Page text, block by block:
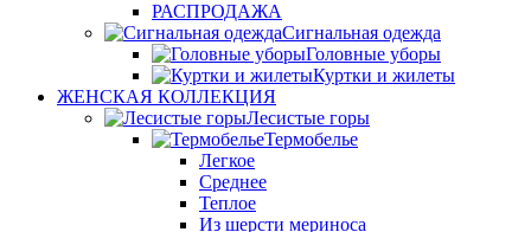
РАСПРОДАЖА
Сигнальная одежда
Головные уборы
Куртки и жилеты
ЖЕНСКАЯ КОЛЛЕКЦИЯ
Лесистые горы
Термобелье
Легкое
Среднее
Теплое
Из шерсти мериноса